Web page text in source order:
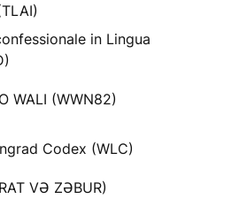
in Lingua
WALI (WWN82)
Codex (WLC)
VƏ ZƏBUR)